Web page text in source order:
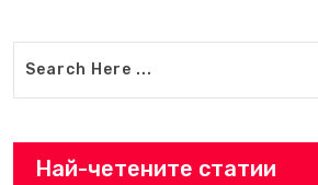
Най-четените статии